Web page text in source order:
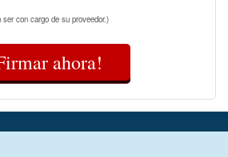
con cargo de su proveedor.)
ahora!